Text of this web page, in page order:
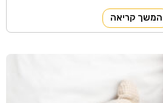
המשך קריאה